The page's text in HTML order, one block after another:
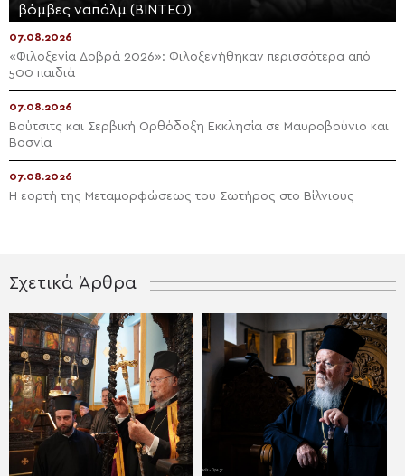
βόμβες ναπάλμ (ΒΙΝΤΕΟ)
07.08.2026
«Φιλοξενία Δοβρά 2026»: Φιλοξενήθηκαν περισσότερα από
500 παιδιά
07.08.2026
Βούτσιτς και Σερβική Ορθόδοξη Εκκλησία σε Μαυροβούνιο και
Βοσνία
07.08.2026
Η εορτή της Μεταμορφώσεως του Σωτήρος στο Βίλνιους
Σχετικά Άρθρα